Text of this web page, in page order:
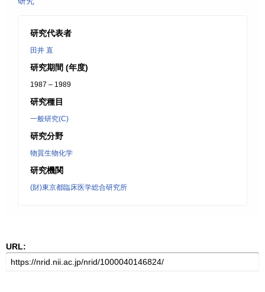
研究代表者
田井 直
研究期間 (年度)
1987 – 1989
研究種目
一般研究(C)
研究分野
物質生物化学
研究機関
(財)東京都臨床医学総合研究所
URL: